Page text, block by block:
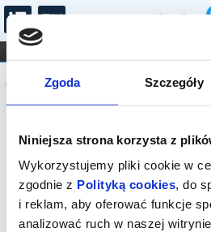
Zgoda Szczegóły
Niniejsza strona korzysta z
Wykorzystujemy pliki cookie w
zgodnie z Polityką cookies, do
i reklam, aby oferować funkcje
analizować ruch w naszej
FILHARMONIA OPERA I BALET
DLA DZIECI
Komunikat
Sprzedaż on-line
sprawdź dostępność
organizatora.